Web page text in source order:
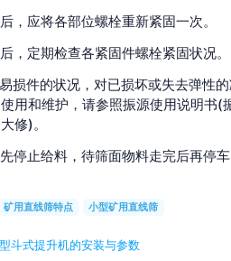
，应将各部位螺栓重新紧固一次。
，定期检查各紧固件螺栓紧固状况。
损件的状况，对已损坏或失去弹性的
、使用和维护，请参照振源使用说明
)。
止给料，待筛面物料走完后再停车
矿用直线筛特点 小型矿用直线筛
斗式提升机的安装与参数